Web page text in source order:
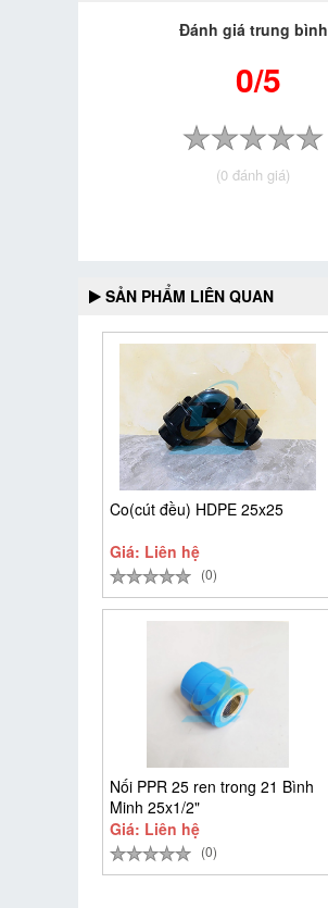
Đánh giá trung bình
0/5
(0 đánh giá)
SẢN PHẨM LIÊN QUAN
Co(cút đều) HDPE 25x25
Giá: Liên hệ
(0)
Nối PPR 25 ren trong 21 Bình
Minh 25x1/2"
Giá: Liên hệ
(0)